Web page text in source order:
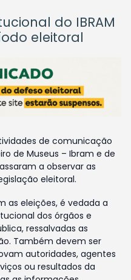
do IBRAM
eleitoral
de comunicação
de Museus – Ibram e de
a observar as
eleitoral.
as eleições, é vedada a
dos órgãos e
ressalvadas as
Também devem ser
autoridades, agentes
ou resultados da